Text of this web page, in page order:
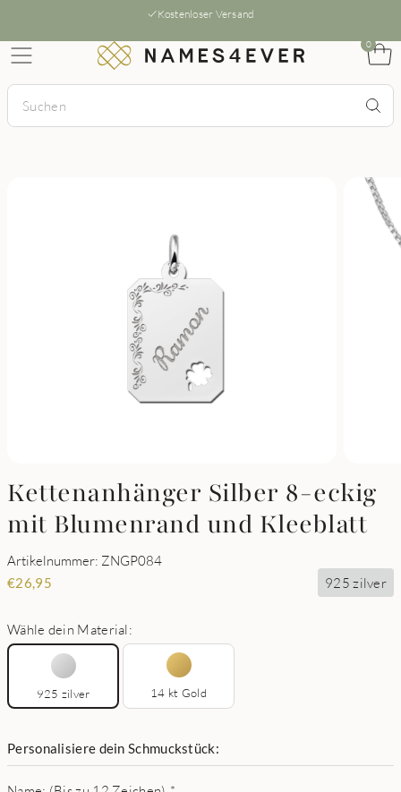
Kostenloser Versand
0
Kettenanhänger Silber 8-eckig
mit Blumenrand und Kleeblatt
Artikelnummer: ZNGP084
€26,95 925 zilver
Wähle dein Material:
925 zilver 14 kt Gold
Personalisiere dein Schmuckstück: